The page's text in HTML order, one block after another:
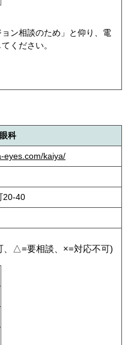
ョン相談のため」と仰り、電
ください。
科
eyes.com/kaiya/
20-40
、△=要相談、×=対応不可)